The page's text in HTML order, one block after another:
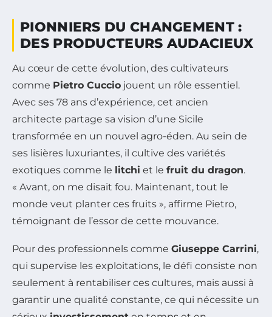
PIONNIERS DU CHANGEMENT :
DES PRODUCTEURS AUDACIEUX
Au cœur de cette évolution, des cultivateurs
comme Pietro Cuccio jouent un rôle essentiel.
Avec ses 78 ans d’expérience, cet ancien
architecte partage sa vision d’une Sicile
transformée en un nouvel agro-éden. Au sein de
ses lisières luxuriantes, il cultive des variétés
exotiques comme le litchi et le fruit du dragon.
« Avant, on me disait fou. Maintenant, tout le
monde veut planter ces fruits », affirme Pietro,
témoignant de l’essor de cette mouvance.
Pour des professionnels comme Giuseppe Carrini,
qui supervise les exploitations, le défi consiste non
seulement à rentabiliser ces cultures, mais aussi à
garantir une qualité constante, ce qui nécessite un